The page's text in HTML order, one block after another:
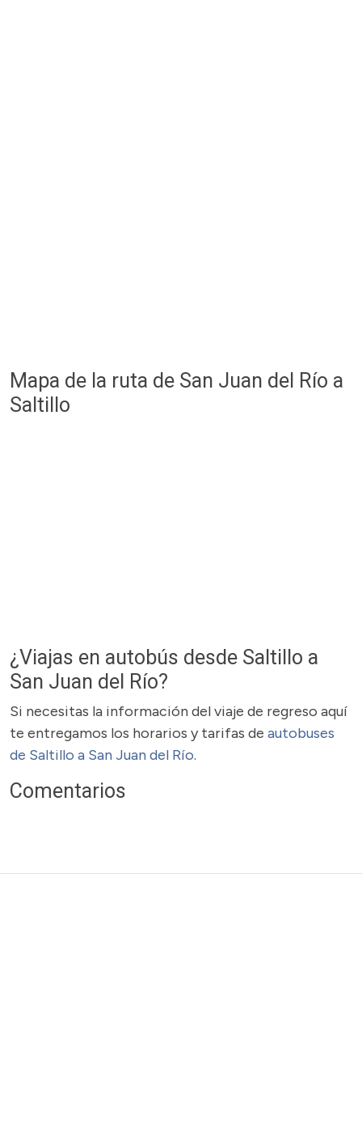
Mapa de la ruta de San Juan del Río a
Saltillo
¿Viajas en autobús desde Saltillo a
San Juan del Río?
Si necesitas la información del viaje de regreso aquí
te entregamos los horarios y tarifas de autobuses
de Saltillo a San Juan del Río.
Comentarios